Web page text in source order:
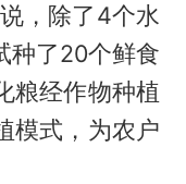
，除了4个水
种了20个鲜食
粮经作物种植
模式，为农户